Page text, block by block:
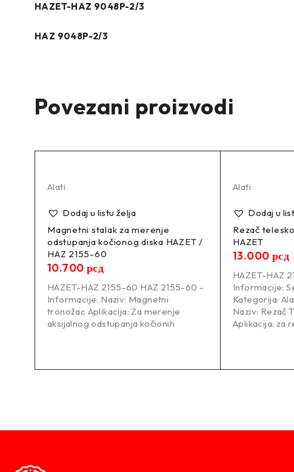
HAZET-HAZ 9048P-2/3
HAZ 9048P-2/3
Povezani proizvodi
Alati
Dodaj u listu želja
Magnetni stalak za merenje
odstupanja kočionog diska HAZET /
HAZ 2155-60
10.700 рсд
HAZET-HAZ 2155-60 HAZ 2155-60 -
Informacije: Naziv: Magnetni
tronožac Aplikacija: Za merenje
aksijalnog odstupanja kočionih
Alati
Dodaj u
Rezač
HAZET
13.000 рсд
HAZET-HAZ
Informacije:
Kategorija:
Naziv: Rezač
Aplikacija: za